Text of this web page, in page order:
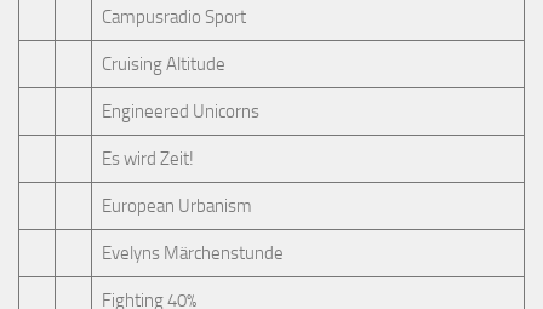
Campusradio Sport
Cruising Altitude
Engineered Unicorns
Es wird Zeit!
European Urbanism
Evelyns Märchenstunde
Fighting 40%